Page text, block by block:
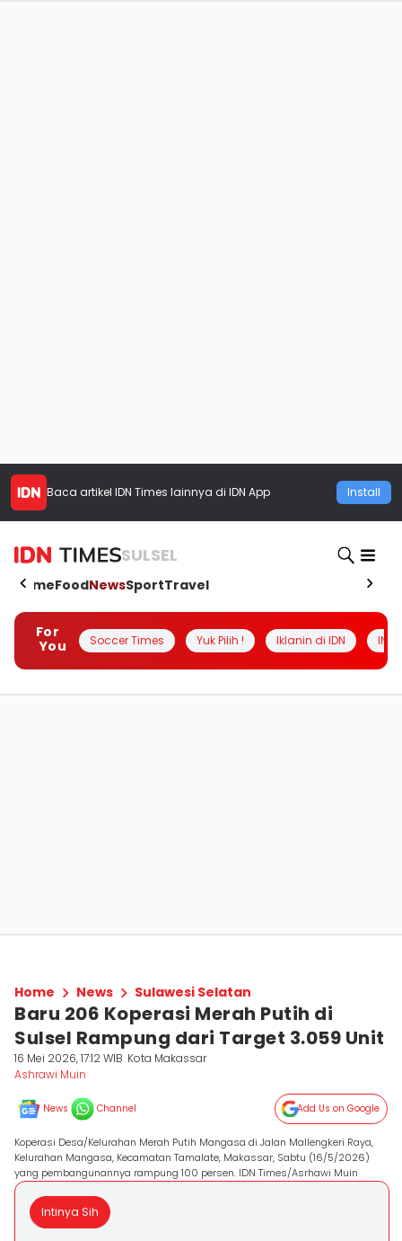
Baca artikel IDN Times lainnya di IDN App Install
SULSEL
HomeFoodNewsSportTravel
For
You
Soccer Times Yuk Pilih ! Iklanin di IDN
Home News Sulawesi Selatan
Baru 206 Koperasi Merah Putih di
Sulsel Rampung dari Target 3.059 Unit
16 Mei 2026, 17:12 WIB Kota Makassar
Ashrawi Muin
News Channel Add Us on Google
Koperasi Desa/Kelurahan Merah Putih Mangasa di Jalan Mallengkeri Raya,
Kelurahan Mangasa, Kecamatan Tamalate, Makassar, Sabtu (16/5/2026)
yang pembangunannya rampung 100 persen. IDN Times/Asrhawi Muin
Intinya Sih